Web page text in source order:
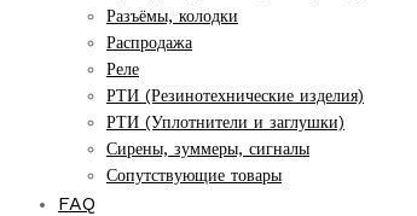
Разъёмы, колодки
Распродажа
Реле
РТИ (Резинотехнические изделия)
РТИ (Уплотнители и заглушки)
Сирены, зуммеры, сигналы
Сопутствующие товары
FAQ